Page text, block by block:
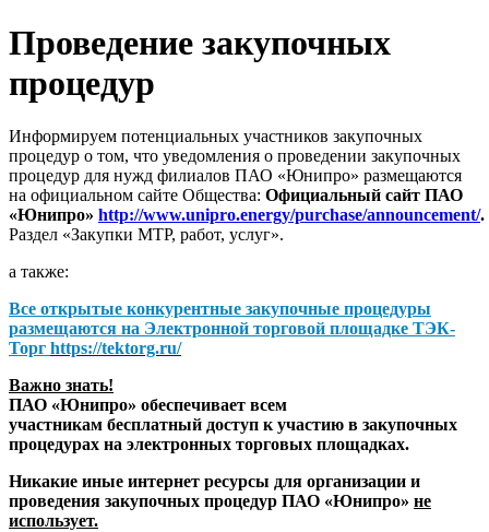
Проведение закупочных
процедур
Информируем потенциальных участников закупочных
процедур о том, что уведомления о проведении закупочных
процедур для нужд филиалов ПАО «Юнипро» размещаются
на официальном сайте Общества: Официальный сайт ПАО
«Юнипро» http://www.unipro.energy/purchase/announcement/.
Раздел «Закупки МТР, работ, услуг».
а также:
Все открытые конкурентные закупочные процедуры
размещаются на Электронной торговой площадке ТЭК-
Торг https://tektorg.ru/
Важно знать!
ПАО «Юнипро» обеспечивает всем
участникам бесплатный доступ к участию в закупочных
процедурах на электронных торговых площадках.
Никакие иные интернет ресурсы для организации и
проведения закупочных процедур ПАО «Юнипро» не
использует.